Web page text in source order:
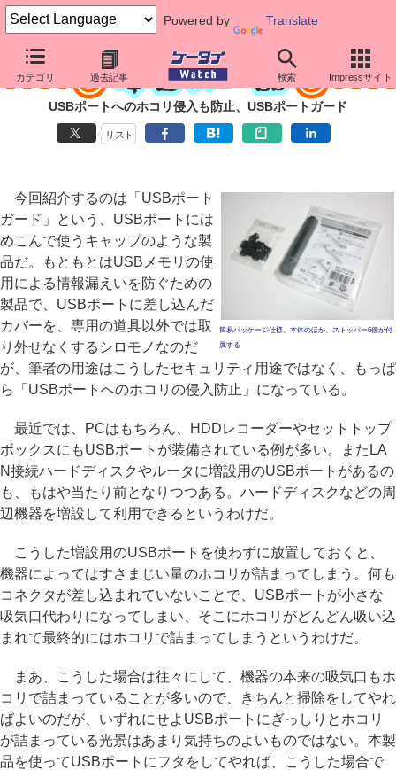
Powered by Translate
カテゴリ 過去記事 検索 Impressサイト
USBポートへのホコリ侵入も防止、USBポートガード
リスト
簡易パッケージ仕様。本体のほか、ストッパー6個が付
属する
今回紹介するのは「USBポート
ガード」という、USBポートには
めこんで使うキャップのような製
品だ。もともとはUSBメモリの使
用による情報漏えいを防ぐための
製品で、USBポートに差し込んだ
カバーを、専用の道具以外では取
り外せなくするシロモノなのだ
が、筆者の用途はこうしたセキュリティ用途ではなく、もっぱ
ら「USBポートへのホコリの侵入防止」になっている。
最近では、PCはもちろん、HDDレコーダーやセットトップ
ボックスにもUSBポートが装備されている例が多い。またLA
N接続ハードディスクやルータに増設用のUSBポートがあるの
も、もはや当たり前となりつつある。ハードディスクなどの周
辺機器を増設して利用できるというわけだ。
こうした増設用のUSBポートを使わずに放置しておくと、
機器によってはすさまじい量のホコリが詰まってしまう。何も
コネクタが差し込まれていないことで、USBポートが小さな
吸気口代わりになってしまい、そこにホコリがどんどん吸い込
まれて最終的にはホコリで詰まってしまうというわけだ。
まあ、こうした場合は往々にして、機器の本来の吸気口もホ
コリで詰まっていることが多いので、きちんと掃除をしてやれ
ばよいのだが、いずれにせよUSBポートにぎっしりとホコリ
が詰まっている光景はあまり気持ちのよいものではない。本製
品を使ってUSBポートにフタをしてやれば、こうした場合で